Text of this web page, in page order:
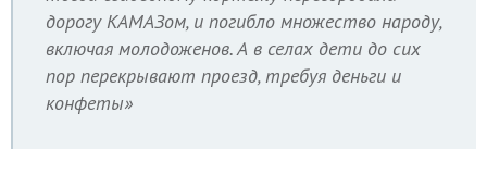
дорогу КАМАЗом, и погибло множество народу,
включая молодоженов. А в селах дети до сих
пор перекрывают проезд, требуя деньги и
конфеты»